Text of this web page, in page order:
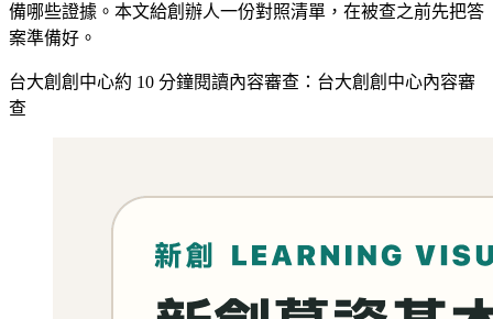
備哪些證據。本文給創辦人一份對照清單，在被查之前先把答
案準備好。
台大創創中心約 10 分鐘閱讀內容審查： 台大創創中心內容審
查